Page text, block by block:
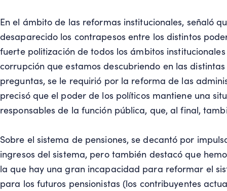
En el ámbito de las reformas institucionales, señaló
desaparecido los contrapesos entre los distintos
fuerte politización de todos los ámbitos
corrupción que estamos descubriendo en las
preguntas, se le requirió por la reforma de las
precisó que el poder de los políticos mantiene una
responsables de la función pública, que, al final,
Sobre el sistema de pensiones, se decantó por
ingresos del sistema, pero también destacó que
la que hay una gran incapacidad para reformar el
para los futuros pensionistas (los contribuyentes